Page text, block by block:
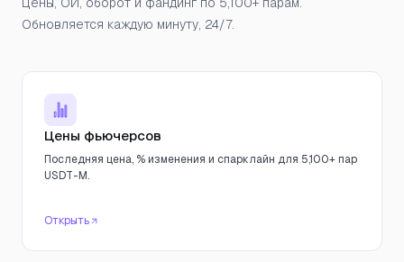
Обновляется каждую минуту, 24/7.
Цены фьючерсов
Последняя цена, % изменения и спарклайн для 5,100+ пар
USDT-M.
Открыть